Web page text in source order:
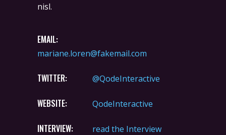
nisl.
EMAIL:
mariane.loren@fakemail.com
TWITTER: @QodeInteractive
WEBSITE: QodeInteractive
INTERVIEW: read the Interview